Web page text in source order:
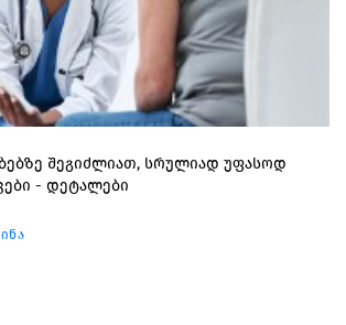
შეგიძლიათ, სრულიად უფასოდ
- დეტალები